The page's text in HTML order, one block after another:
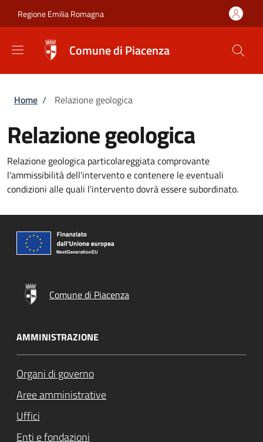
Regione Emilia Romagna
Comune di Piacenza
Briciole di pane
Home / Relazione geologica
Relazione geologica
Relazione geologica particolareggiata comprovante
l'ammissibilità dell'intervento e contenere le eventuali
condizioni alle quali l'intervento dovrà essere subordinato.
Comune di Piacenza
AMMINISTRAZIONE
Organi di governo
Aree amministrative
Uffici
Enti e fondazioni